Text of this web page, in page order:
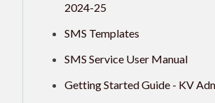
2024-25
SMS Templates
SMS Service User Manual
Getting Started Guide - KV